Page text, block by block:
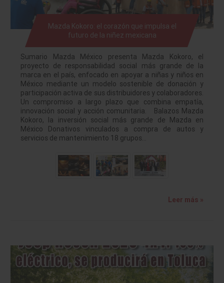
Mazda Kokoro: el corazón que impulsa el
futuro de la niñez mexicana
Sumario Mazda México presenta Mazda Kokoro, el
proyecto de responsabilidad social más grande de la
marca en el país, enfocado en apoyar a niñas y niños en
México mediante un modelo sostenible de donación y
participación activa de sus distribuidores y colaboradores.
Un compromiso a largo plazo que combina empatía,
innovación social y acción comunitaria. Balazos Mazda
Kokoro, la inversión social más grande de Mazda en
México Donativos vinculados a compra de autos y
servicios de mantenimiento 18 grupos…
Leer más »